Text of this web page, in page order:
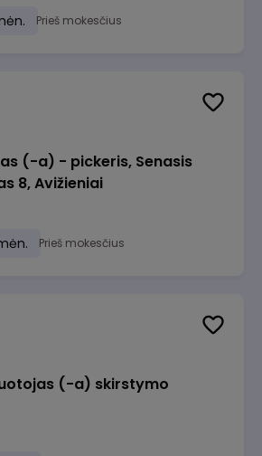
Prieš mokesčius
(-a) - pickeris, Senasis
8, Avižieniai
Prieš mokesčius
(-a) skirstymo